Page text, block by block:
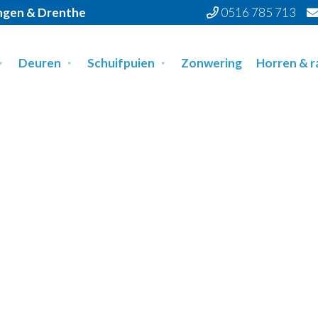
& Drenthe 0516 785 713
Deuren Schuifpuien Zonwering Horren &